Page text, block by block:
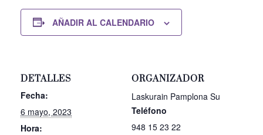
AÑADIR AL CALENDARIO
DETALLES
Fecha:
6 mayo, 2023
Hora:
ORGANIZADOR
Laskurain Pamplona Su
Teléfono
948 15 23 22